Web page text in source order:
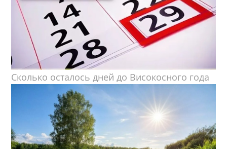
Сколько осталось дней до Високосного года